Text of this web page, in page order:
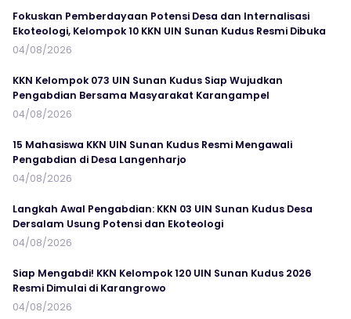
Fokuskan Pemberdayaan Potensi Desa dan Internalisasi
Ekoteologi, Kelompok 10 KKN UIN Sunan Kudus Resmi Dibuka
04/08/2026
KKN Kelompok 073 UIN Sunan Kudus Siap Wujudkan
Pengabdian Bersama Masyarakat Karangampel
04/08/2026
15 Mahasiswa KKN UIN Sunan Kudus Resmi Mengawali
Pengabdian di Desa Langenharjo
04/08/2026
Langkah Awal Pengabdian: KKN 03 UIN Sunan Kudus Desa
Dersalam Usung Potensi dan Ekoteologi
04/08/2026
Siap Mengabdi! KKN Kelompok 120 UIN Sunan Kudus 2026
Resmi Dimulai di Karangrowo
04/08/2026